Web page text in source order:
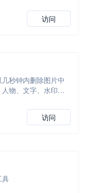
访问
秒钟内删除图片中
物、文字、水印等
访问
具